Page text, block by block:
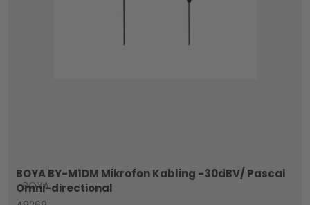
BOYA BY-M1DM Mikrofon Kabling -30dBV/ Pascal
Omni-directional
BOYA